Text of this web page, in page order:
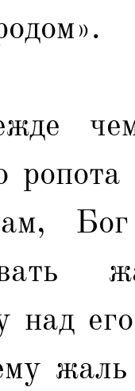
над
жаль